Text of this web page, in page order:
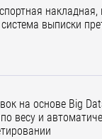
накладная,
выписки
на основе Big
весу и